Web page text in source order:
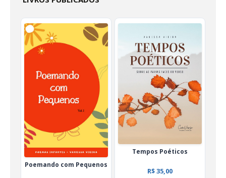
Poemando com Pequenos
Tempos Poéticos
R$ 35,00